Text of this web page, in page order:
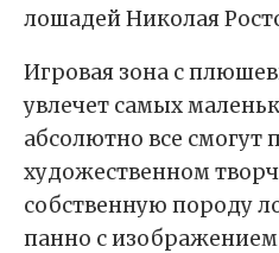
лошадей Николая
Игровая зона с
увлечет самых
абсолютно все смогут
художественном
собственную породу
панно с